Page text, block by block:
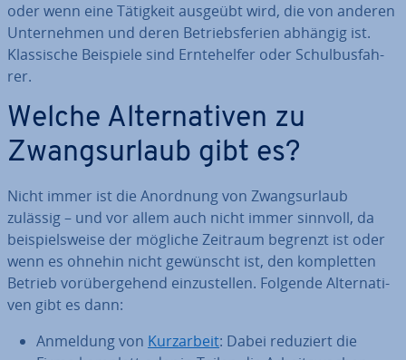
oder wenn eine Tätigkeit ausgeübt wird, die von anderen
Un­ter­neh­men und deren Be­triebs­fe­ri­en abhängig ist.
Klas­si­sche Beispiele sind Ern­te­hel­fer oder Schul­bus­fah­
rer.
Welche Al­ter­na­ti­ven zu
Zwangs­ur­laub gibt es?
Nicht immer ist die Anordnung von Zwangs­ur­laub
zulässig – und vor allem auch nicht immer sinnvoll, da
bei­spiels­wei­se der mögliche Zeitraum begrenzt ist oder
wenn es ohnehin nicht gewünscht ist, den kom­plet­ten
Betrieb vor­über­ge­hend ein­zu­stel­len. Folgende Al­ter­na­ti­
ven gibt es dann:
Anmeldung von Kurz­ar­beit: Dabei reduziert die